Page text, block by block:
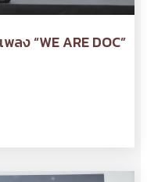
ง “WE ARE DOC”